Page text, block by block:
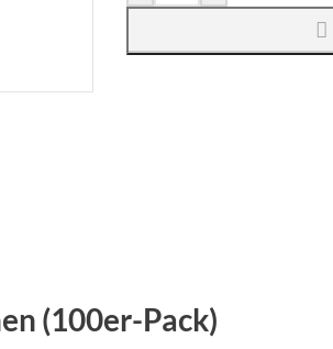
(100er-Pack)